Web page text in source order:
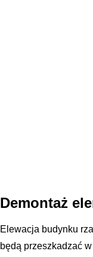
Demontaż
Elewacja budynku
będą przeszkadzać